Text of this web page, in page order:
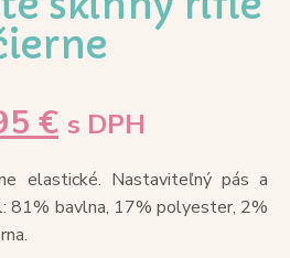
€ s DPH
elastické. Nastaviteľný pás a
81% bavlna, 17% polyester, 2%